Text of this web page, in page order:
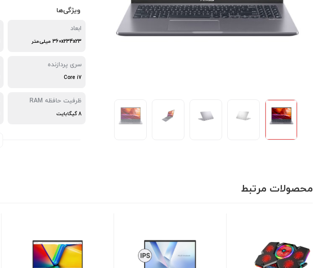
ویژگی‌ها
ابعاد
360x234x23 میلی‌متر
سری پردازنده
Core i7
ظرفیت حافظه RAM
8 گیگابایت
محصولات مرتبط